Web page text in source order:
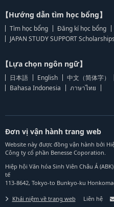
【Hướng dẫn tìm học bổng】
Tìm học bổng
Đăng kí học bổng
JAPAN STUDY SUPPORT Scholarships
【Lựa chọn ngôn ngữ】
日本語 English 中文（简体字）
Bahasa Indonesia
ภาษาไทย
Đơn vị vận hành trang web
Website này được đồng vận hành bởi
Công ty cổ phần Benesse Coporation.
Hiệp hội Văn hóa Sinh Viên Châu Á
tế
113-8642, Tokyo-to Bunkyo-ku
Khái niệm về trang web Liên hệ